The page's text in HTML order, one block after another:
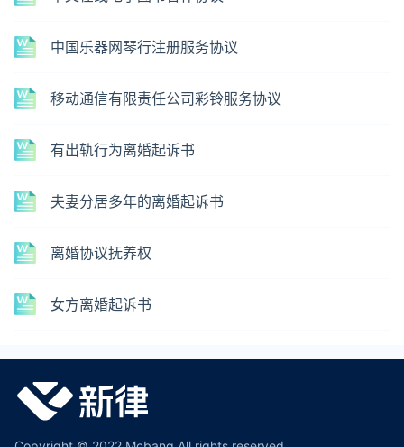
中国乐器网琴行注册服务协议
移动通信有限责任公司彩铃服务协议
有出轨行为离婚起诉书
夫妻分居多年的离婚起诉书
离婚协议抚养权
女方离婚起诉书